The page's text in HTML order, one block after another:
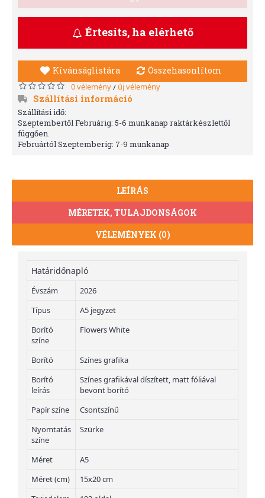
Értesíts, ha elérhető
Kívánságlistára Összehasonlítom
0 vélemény/ új vélemény
Szállítási információ
Szállítási idő:
Szeptembertől Februárig: 5-6 munkanap raktárkészlettől
függően.
Februártól Szeptemberig: 7-9 munkanap
LEÍRÁS
MÉRETEK, TULAJDONSÁGOK
VÉLEMÉNYEK (0)
Határidőnapló
Évszám
2026
Típus
A5 jegyzet
Borító
színe
Flowers White
Borító
Színes grafika
Borító
leírás
Színes grafikával díszített, matt fóliával
bevont borító
Papír színe
Csontszínű
Nyomtatás
színe
Szürke
Méret
A5
Méret (cm)
15x20 cm